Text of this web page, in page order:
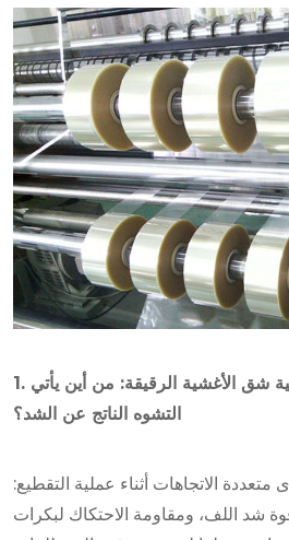
1. نقاط الضعف في عملية شق الأغشية الرقيقة: من أين يأتي
التشوه الناتج عن الشد؟
الاتجاهات أثناء عملية التقطيع:
شد اللف، ومقاومة الاحتكاك لبكرات